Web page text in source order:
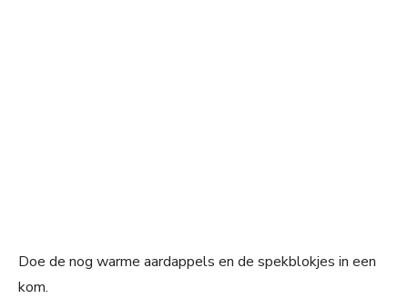
Doe de nog warme aardappels en de spekblokjes in een
kom.